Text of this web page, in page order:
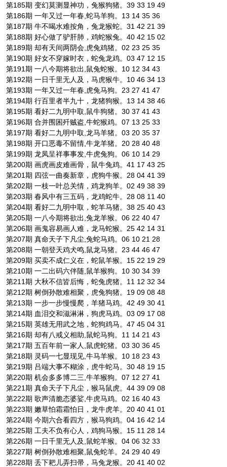
第185期 变幻莫测显神功，兔猴狗猪。39 33 19 49
第186期 一年又过一年春,蛇马羊狗。13 14 35 36
第187期 牛不喝水难按角，兔龙猴蛇。31 42 21 39
第188期 好心做了驴肝肺，鸡蛇猴兔。40 42 15 02
第189期 却有天间两阴会,虎兔鸡猪。02 23 25 35
第190期 好女不穿嫁时衣，蛇兔龙鸡。03 47 12 15
第191期 一八今期将欲出,鼠兔蛇猴。10 12 34 43
第192期 一日千里无人及，马虎猴牛。10 46 34 13
第193期 一年又过一年春,虎兔马狗。23 27 41 47
第194期 行百里者半九十，龙猪狗猴。13 14 38 46
第195期 看好二九明中取,鼠牛狗猪。30 37 41 43
第196期 合并围困歼贼盗,牛蛇猴鸡。07 13 25 33
第197期 看好二九明中取,龙马羊猪。03 20 35 37
第198期 开口恶毒不留情,牛龙羊猪。20 28 40 48
第199期 龙凤呈祥事事发,牛虎兔狗。06 10 14 29
第200期 画虎画皮难画骨，鼠牛兔鸡。41 17 43 25
第201期 四弦一曲奏新章，虎狗牛猴。28 04 41 39
第202期 一枝一叶总关情，鸡龙狗羊。02 49 38 39
第203期 春风中有三五码，龙鸡蛇牛。28 08 11 40
第204期 看好二九明中取，蛇羊马猪。38 25 40 43
第205期 一八今期将欲出,兔龙羊猴。06 22 40 47
第206期 画鬼容易画人难，龙马蛇猴。25 42 14 31
第207期 真命天子下凡尘,兔蛇马鸡。06 10 21 28
第208期 一朝登天鸡犬鸣,鼠龙马猪。23 44 46 47
第209期 买卖不成仁义在，蛇鼠羊猴。15 22 19 29
第210期 一二出码六伴随,鼠羊猴狗。10 30 34 39
第211期 大秋不信皆后悔，蛇兔虎猪。11 12 32 34
第212期 树倒孙散难相聚，虎兔狗猪。19 09 08 48
第213期 一步一步慢慢爬，羊猪马鸡。42 49 30 41
第214期 血泪交和滋淋淋，狗虎马鸡。03 09 17 08
第215期 英雄无用武之地，蛇狗鸡马。47 45 04 31
第216期 却有八戒义相助,鼠蛇马狗。11 14 21 43
第217期 五百年前一家人,鼠虎蛇猪。03 30 36 45
第218期 灵码一七显现见,牛马羊猴。10 18 23 43
第219期 吕端大事不糊涂，虎牛蛇马。30 48 19 15
第220期 机会多多博二三,牛羊猴狗。07 12 27 41
第221期 真命天子下凡尘，猴马鼠虎。44 39 09 08
第222期 歌声清脆态婆娑,牛虎马鸡。02 16 40 43
第223期 嫩草怕霜霜怕日，龙牛虎羊。20 40 41 01
第224期 今期六合看四方，猴马狗鸡。04 16 42 14
第225期 工夫不负有心人，鸡狗马猴。15 11 28 14
第226期 一日千里无人及,鼠蛇羊猴。04 06 32 33
第227期 树倒孙散难相聚,鼠兔蛇羊。24 29 40 49
第228期 丢下耙儿弄扫帚，马兔龙猴。20 41 40 02